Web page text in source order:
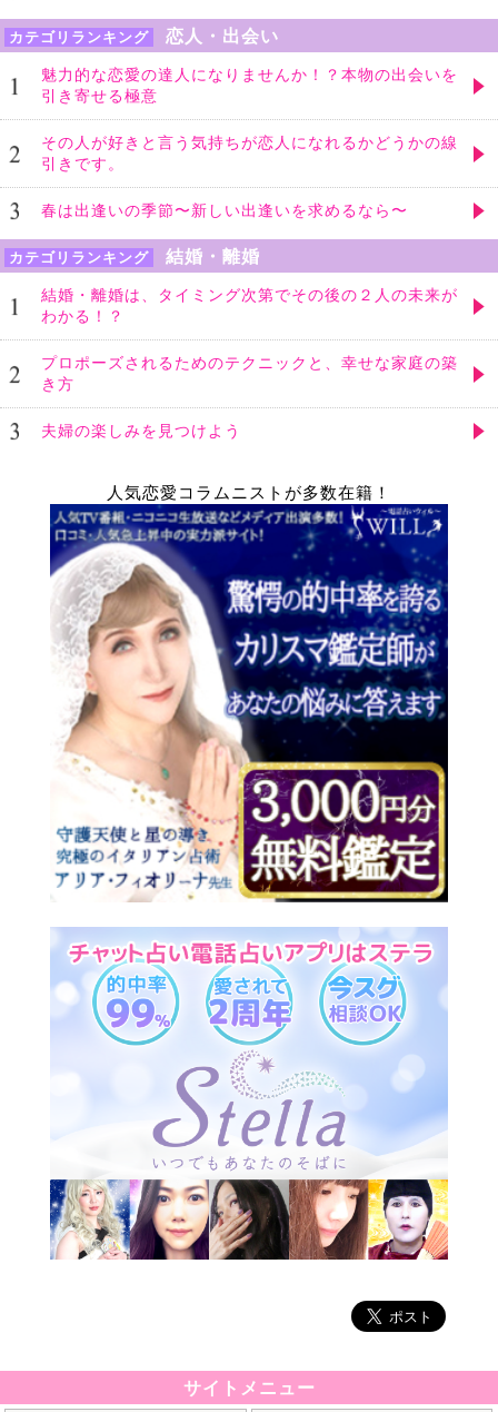
カテゴリランキング 恋人・出会い
魅力的な恋愛の達人になりませんか！？本物の出会いを
引き寄せる極意
その人が好きと言う気持ちが恋人になれるかどうかの線
引きです。
春は出逢いの季節〜新しい出逢いを求めるなら〜
カテゴリランキング 結婚・離婚
結婚・離婚は、タイミング次第でその後の２人の未来が
わかる！？
プロポーズされるためのテクニックと、幸せな家庭の築
き方
夫婦の楽しみを見つけよう
人気恋愛コラムニストが多数在籍！
サイトメニュー